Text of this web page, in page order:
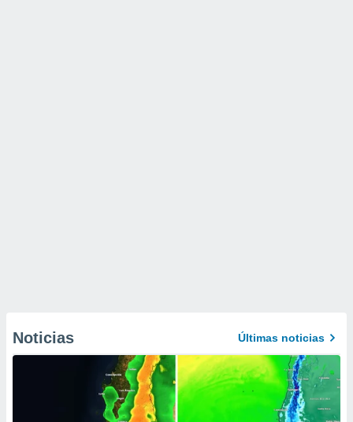
Noticias Últimas noticias